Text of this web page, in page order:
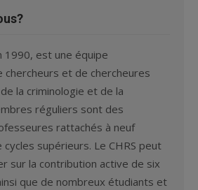
1990, est une équipe
chercheurs et de chercheures
la criminologie et de la
réguliers sont des
rattachés à neuf
supérieurs. Le CHRS peut
sur la contribution active de six
que de nombreux étudiants et